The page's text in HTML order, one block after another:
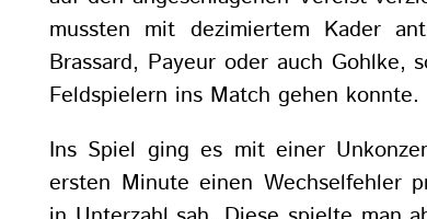
mussten mit dezimiertem Kader
Brassard, Payeur oder auch Gohlke,
Feldspielern ins Match gehen konnte.
Ins Spiel ging es mit einer
ersten Minute einen Wechselfehler